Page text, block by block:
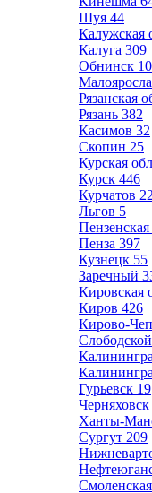
Шуя 44
Калужская
Калуга 309
Обнинск
Рязанская
Рязань 382
Касимов 32
Скопин 25
Курская
Курск 446
Курчатов 22
Льгов 5
Пензенская
Пенза 397
Кузнецк 55
Заречный
Кировская
Киров 426
Кирово-
Слободской
Гурьевск 19
Черняховск
Ханты-
Сургут 209